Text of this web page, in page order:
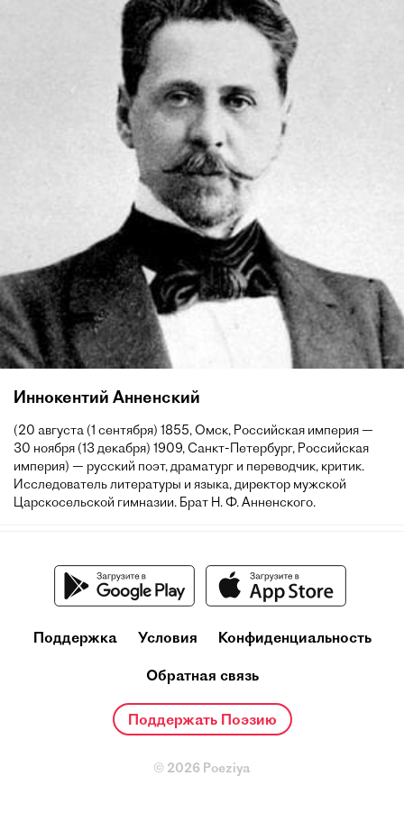
Иннокентий Анненский
(20 августа (1 сентября) 1855, Омск, Российская империя —
30 ноября (13 декабря) 1909, Санкт-Петербург, Российская
империя) — русский поэт, драматург и переводчик, критик.
Исследователь литературы и языка, директор мужской
Царскосельской гимназии. Брат Н. Ф. Анненского.
Поддержка Условия Конфиденциальность
Обратная связь
Поддержать Поэзию
© 2026 Poeziya